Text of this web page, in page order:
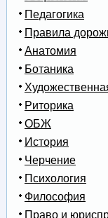
Педагогика
Правила
Анатомия
Ботаника
Риторика
ОБЖ
История
Черчение
Психология
Философия
Право и